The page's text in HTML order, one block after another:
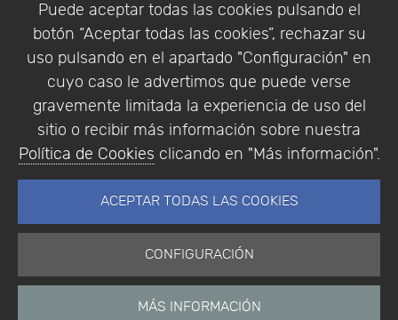
Puede aceptar todas las cookies pulsando el
botón “Aceptar todas las cookies”, rechazar su
uso pulsando en el apartado "Configuración" en
cuyo caso le advertimos que puede verse
gravemente limitada la experiencia de uso del
sitio o recibir más información sobre nuestra
Política de Cookies clicando en "Más información".
ACEPTAR TODAS LAS COOKIES
CONFIGURACIÓN
MÁS INFORMACIÓN
Empresa|Aviso Legal| Política de Privacidad |
Política de Cookies
© Copyright 1994 - 2026. Addlink Software
Científico, S.L.
Portugal.